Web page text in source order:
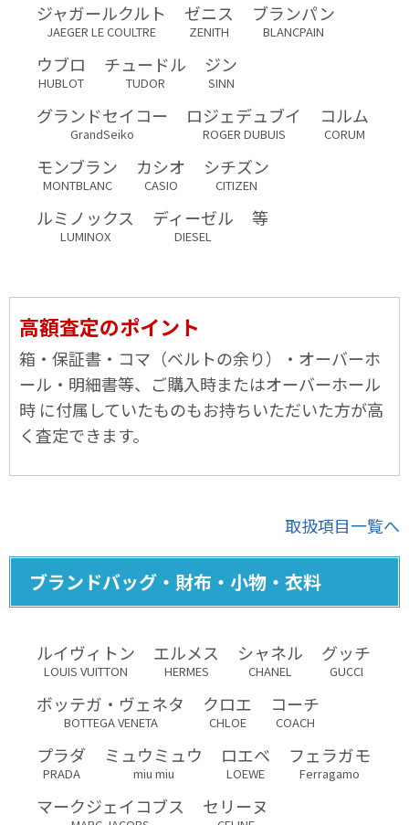
ジャガールクルト
JAEGER LE COULTRE
ゼニス
ZENITH
ブランパン
BLANCPAIN
ウブロ
HUBLOT
チュードル
TUDOR
ジン
SINN
グランドセイコー
GrandSeiko
ロジェデュブイ
ROGER DUBUIS
コルム
CORUM
モンブラン
MONTBLANC
カシオ
CASIO
シチズン
CITIZEN
ルミノックス
LUMINOX
ディーゼル
DIESEL
等
高額査定のポイント
箱・保証書・コマ（ベルトの余り）・オーバーホ
ール・明細書等、ご購入時またはオーバーホール
時 に付属していたものもお持ちいただいた方が高
く査定できます。
取扱項目一覧へ
ブランドバッグ・財布・小物・衣料
ルイヴィトン
LOUIS VUITTON
エルメス
HERMES
シャネル
CHANEL
グッチ
GUCCI
ボッテガ・ヴェネタ
BOTTEGA VENETA
クロエ
CHLOE
コーチ
COACH
プラダ
PRADA
ミュウミュウ
miu miu
ロエベ
LOEWE
フェラガモ
Ferragamo
マークジェイコブス セリーヌ